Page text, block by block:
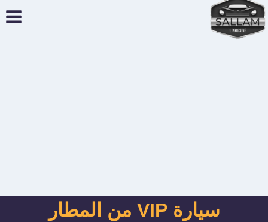
سيارة VIP من المطار